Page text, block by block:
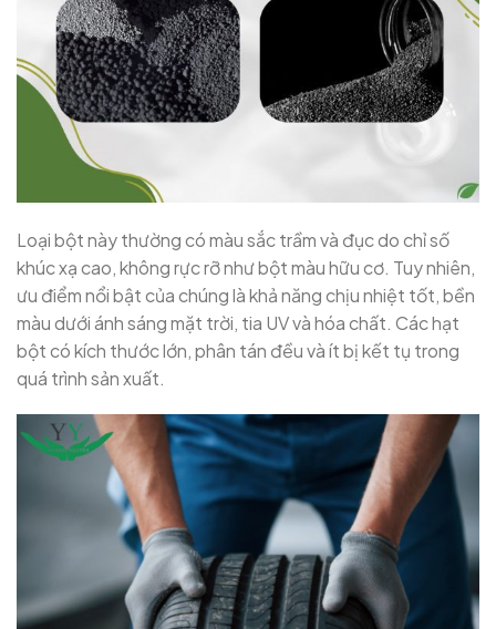
Loại bột này thường có màu sắc trầm và đục do chỉ số
khúc xạ cao, không rực rỡ như bột màu hữu cơ. Tuy nhiên,
ưu điểm nổi bật của chúng là khả năng chịu nhiệt tốt, bền
màu dưới ánh sáng mặt trời, tia UV và hóa chất. Các hạt
bột có kích thước lớn, phân tán đều và ít bị kết tụ trong
quá trình sản xuất.